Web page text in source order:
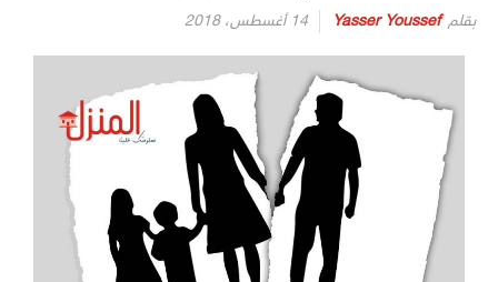
بقلم Yasser Youssef 14 أغسطس، 2018